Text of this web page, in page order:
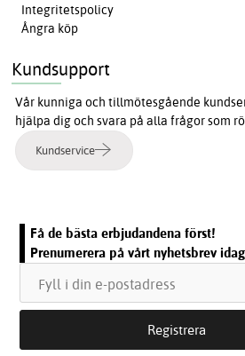
Integritetspolicy
Ångra köp
Kundsupport
Vår kunniga och tillmötesgående
hjälpa dig och svara på alla frågor som
Kundservice
Få de bästa erbjudandena först!
Prenumerera på vårt nyhetsbrev idag